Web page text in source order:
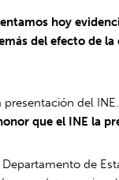
hoy
del efecto de
del INE.
que el INE la
de